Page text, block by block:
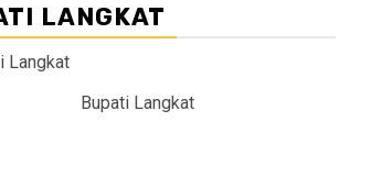
LANGKAT
Bupati Langkat